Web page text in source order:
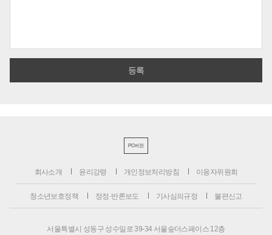
PC버전
회사소개 윤리강령 개인정보처리방침 이용자위원회
청소년보호정책 정정·반론보도 기사심의규정 불편신고
서울특별시 성동구 성수일로 39-34 서울숲더스페이스 12층